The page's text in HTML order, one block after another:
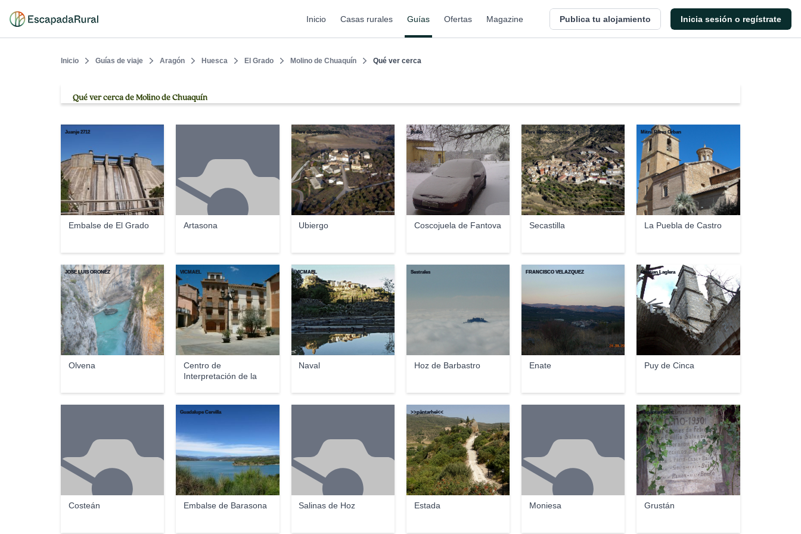
Inicio Casas rurales Guías Ofertas Magazine Publica tu alojamiento Inicia sesión o regístrate
Inicio Guías de viaje Aragón Huesca El Grado Molino de Chuaquín Qué ver cerca
Qué ver cerca de Molino de Chuaquín
Embalse de El Grado
Juanje 2712
Artasona Ubiergo
Pere elbaroncolorao
Coscojuela de Fantova
jhalio
Secastilla
Pere elbaroncolorao
La Puebla de Castro
Mitru Rares Orban
Olvena
JOSE LUIS OROÑEZ
Centro de
Interpretación de la
VICMAEL
Naval
VICMAEL
Hoz de Barbastro
Sestrales
Enate
FRANCISCO VELAZQUEZ
Puy de Cinca
Cristian Laglera
Costeán Embalse de Barasona
Guadalupe Cervilla
Salinas de Hoz Estada
>>päntarheî<<
Moniesa Grustán
>>päntarheî<<